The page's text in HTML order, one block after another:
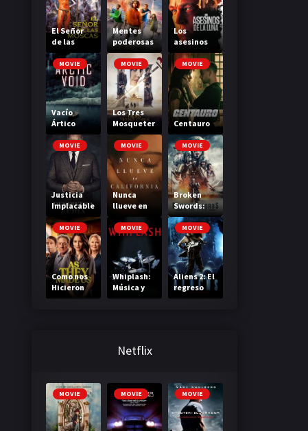
El Señor
de las
Moscas
Mentes
poderosas
Los
asesinos
de la luna
MOVIE
Vacío
Ártico
MOVIE
Los Tres
Mosqueter
os: Milady
MOVIE
Centauro
MOVIE
Justicia
Implacable
MOVIE
Nunca
llueve en
California
MOVIE
Broken
Swords:
The Last In
Line
MOVIE
Como nos
Hicieron
MOVIE
Whiplash:
Música y
obsesión
MOVIE
Aliens 2: El
regreso
Netflix
MOVIE MOVIE MOVIE